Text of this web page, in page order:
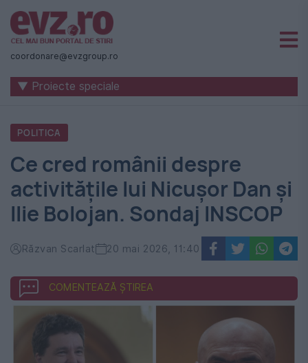
Știri
naționale
internaționale
România
-
Evenimentul
Zilei
coordonare@evzgroup.ro
▼ Proiecte speciale
POLITICA
Ce cred românii despre
activitățile lui Nicușor Dan și
Ilie Bolojan. Sondaj INSCOP
Răzvan Scarlat 20 mai 2026, 11:40
COMENTEAZĂ ȘTIREA